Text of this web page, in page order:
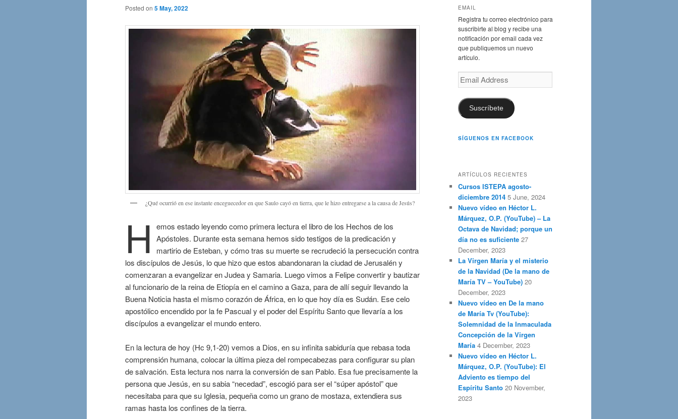
Posted on 5 May, 2022
¿Qué ocurrió en ese instante enceguecedor en que Saulo cayó en tierra, que le hizo entregarse a la causa de Jesús?
H
emos estado leyendo como primera lectura el libro de los Hechos de los
Apóstoles. Durante esta semana hemos sido testigos de la predicación y
martirio de Esteban, y cómo tras su muerte se recrudeció la persecución contra
los discípulos de Jesús, lo que hizo que estos abandonaran la ciudad de Jerusalén y
comenzaran a evangelizar en Judea y Samaria. Luego vimos a Felipe convertir y bautizar
al funcionario de la reina de Etiopía en el camino a Gaza, para de allí seguir llevando la
Buena Noticia hasta el mismo corazón de África, en lo que hoy día es Sudán. Ese celo
apostólico encendido por la fe Pascual y el poder del Espíritu Santo que llevaría a los
discípulos a evangelizar el mundo entero.
En la lectura de hoy (Hc 9,1-20) vemos a Dios, en su infinita sabiduría que rebasa toda
comprensión humana, colocar la última pieza del rompecabezas para configurar su plan
de salvación. Esta lectura nos narra la conversión de san Pablo. Esa fue precisamente la
persona que Jesús, en su sabia “necedad”, escogió para ser el “súper apóstol” que
necesitaba para que su Iglesia, pequeña como un grano de mostaza, extendiera sus
ramas hasta los confines de la tierra.
h
EMAIL
Registra tu correo electrónico para
suscribirte al blog y recibe una
notificación por email cada vez
que publiquemos un nuevo
artículo.
Email
Address
Suscríbete
SÍGUENOS EN FACEBOOK
ARTÍCULOS RECIENTES
Cursos ISTEPA agosto-
diciembre 2014 5 June, 2024
Nuevo vídeo en Héctor L.
Márquez, O.P. (YouTube) – La
Octava de Navidad; porque un
día no es suficiente 27
December, 2023
La Virgen María y el misterio
de la Navidad (De la mano de
María TV – YouTube) 20
December, 2023
Nuevo vídeo en De la mano
de María Tv (YouTube):
Solemnidad de la Inmaculada
Concepción de la Virgen
María 4 December, 2023
Nuevo vídeo en Héctor L.
Márquez, O.P. (YouTube): El
Adviento es tiempo del
Espíritu Santo 20 November,
2023